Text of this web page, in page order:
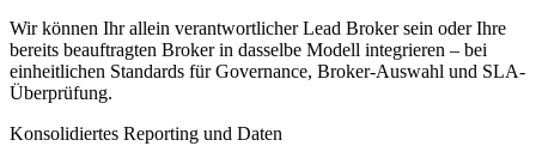
Wir können Ihr allein verantwortlicher Lead Broker sein oder Ihre
bereits beauftragten Broker in dasselbe Modell integrieren – bei
einheitlichen Standards für Governance, Broker-Auswahl und SLA-
Überprüfung.
Konsolidiertes Reporting und Daten